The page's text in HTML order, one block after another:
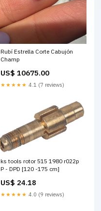
Rubí Estrella Corte Cabujón
Champ
US$ 10675.00
★★★★★ 4.1 (7 reviews)
ks tools rotor 515 1980 r022p
P - DPD [120 -175 cm]
US$ 24.18
★★★★★ 4.0 (9 reviews)